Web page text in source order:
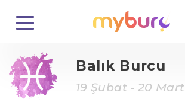
Balık Burcu
19 Şubat - 20 Mart